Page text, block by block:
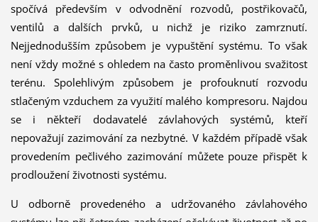
spočívá především v odvodnění rozvodů, postřikovačů,
ventilů a dalších prvků, u nichž je riziko zamrznutí.
Nejjednodušším způsobem je vypuštění systému. To však
není vždy možné s ohledem na často proměnlivou svažitost
terénu. Spolehlivým způsobem je pro­fouknutí rozvodu
stlačeným vzduchem za využití malého kompresoru. Najdou
se i někteří dodavatelé závlahových systémů, kteří
nepovažují zazimování za nezbytné. V kaž­dém případě však
provedením pečlivého zazimování můžete pouze přispět k
prodloužení životnosti systému.
U odborně provedeného a udržovaného závlahového